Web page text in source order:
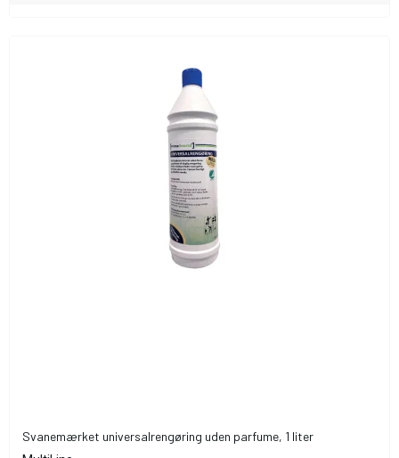
Svanemærket universalrengøring uden parfume, 1 liter